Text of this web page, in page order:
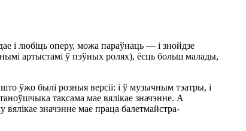
і любіць оперу, можа параўнаць — і знойдзе
артыстамі ў пэўных ролях), ёсць больш малады,
ўжо былі розныя версіі: і ў музычным тэатры, і
таксама мае вялікае значэнне. А
значэнне мае праца балетмайстра-